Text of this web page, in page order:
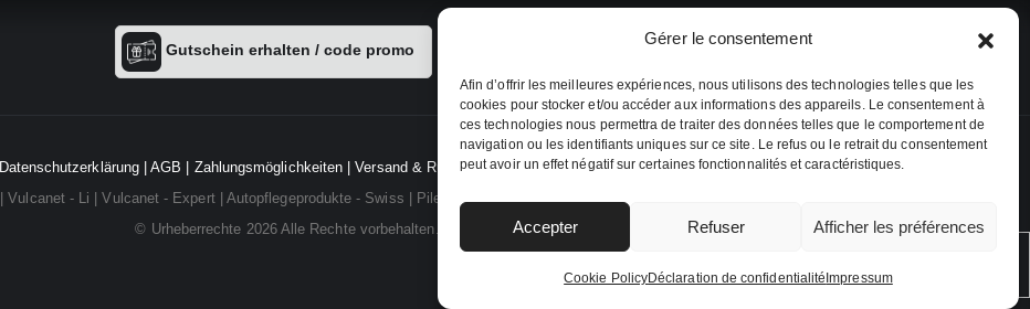
Gérer le consentement
Afin d’offrir les meilleures expériences, nous utilisons des technologies telles que les
cookies pour stocker et/ou accéder aux informations des appareils. Le consentement à
ces technologies nous permettra de traiter des données telles que le comportement de
navigation ou les identifiants uniques sur ce site. Le refus ou le retrait du consentement
peut avoir un effet négatif sur certaines fonctionnalités et caractéristiques.
Accepter Refuser Afficher les préférences
Cookie PolicyDéclaration de confidentialité Impressum
Gutschein erhalten / code promo
Datenschutzerklärung|AGB Zahlungsmöglichkeiten |Versand & Rückgabe|Impressum
|Vulcanet - Li |Vulcanet - Expert| Autopflegeprodukte - Swiss Pileral - Autopflege Shop
© Urheberrechte 2026 Alle Rechte vorbehalten.